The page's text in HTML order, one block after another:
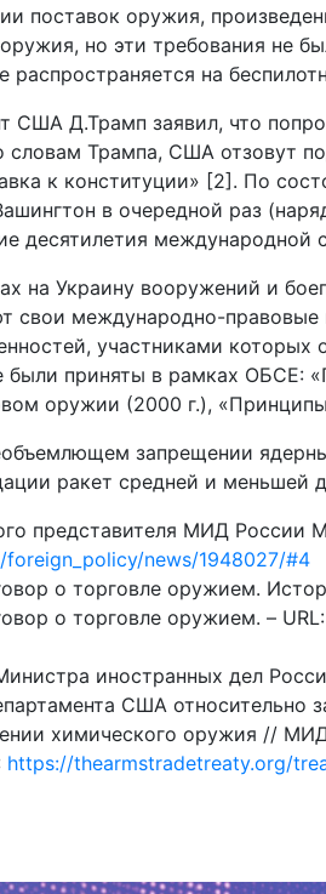
поставок оружия,
но эти требования не
распространяется на
США Д.Трамп заявил, что
Трампа, США отзовут
к конституции» [2]. По
в очередной раз
десятилетия
на Украину вооружений и
свои международно-
участниками
были приняты в рамках ОБСЕ:
оружии (2000 г.),
запрещении
ракет средней и меньшей
представителя МИД России
news/1948027/#4
о торговле оружием.
о торговле оружием. – URL:
иностранных дел
США
химического оружия //
https://thearmstradetreaty.org/